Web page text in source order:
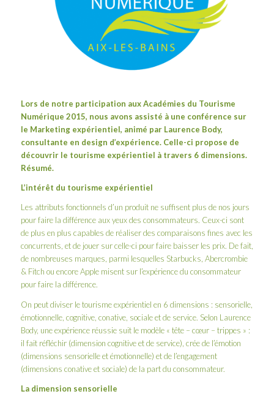
Lors de notre participation auxAcadémies du Tourisme
Numérique 2015, nous avons assisté à une conférence sur
le Marketing expérientiel, animé par Laurence Body,
consultante en design d’expérience. Celle-ci propose de
découvrir le tourisme expérientiel à travers 6 dimensions.
Résumé.
L’intérêt du tourisme expérientiel
Les attributs fonctionnels d’un produit ne suffisent plus de nos jours
pour faire la différence aux yeux des consommateurs. Ceux-ci sont
de plus en plus capables de réaliser des comparaisons fines avec les
concurrents, et de jouer sur celle-ci pour faire baisser les prix. De fait,
de nombreuses marques, parmi lesquelles Starbucks, Abercrombie
& Fitch ou encore Apple misent sur l’expérience du consommateur
pour faire la différence.
On peut diviser le tourisme expérientiel en 6 dimensions : sensorielle,
émotionnelle, cognitive, conative, sociale et de service. Selon Laurence
Body, une expérience réussie suit le modèle « tête – cœur – trippes » :
il fait réfléchir (dimension cognitive et de service), crée de l’émotion
(dimensions sensorielle et émotionnelle) et de l’engagement
(dimensions conative et sociale) de la part du consommateur.
La dimension sensorielle